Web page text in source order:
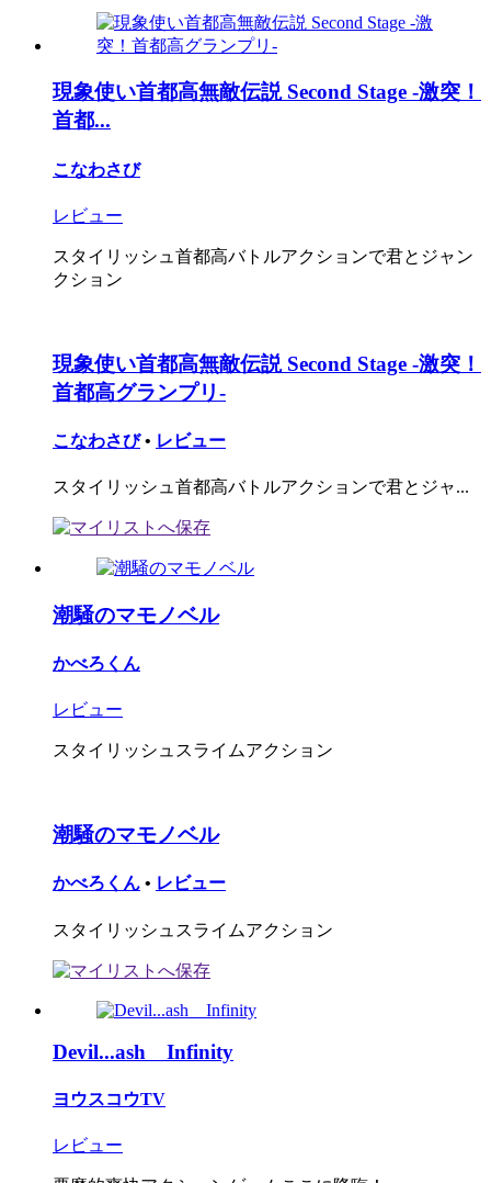
現象使い首都高無敵伝説 Second Stage -激突！
首都...
こなわさび
レビュー
スタイリッシュ首都高バトルアクションで君とジャン
クション
現象使い首都高無敵伝説 Second Stage -激突！
首都高グランプリ-
こなわさび • レビュー
スタイリッシュ首都高バトルアクションで君とジャ...
潮騒のマモノベル
かべろくん
レビュー
スタイリッシュスライムアクション
潮騒のマモノベル
かべろくん • レビュー
スタイリッシュスライムアクション
Devil...ash Infinity
ヨウスコウTV
レビュー